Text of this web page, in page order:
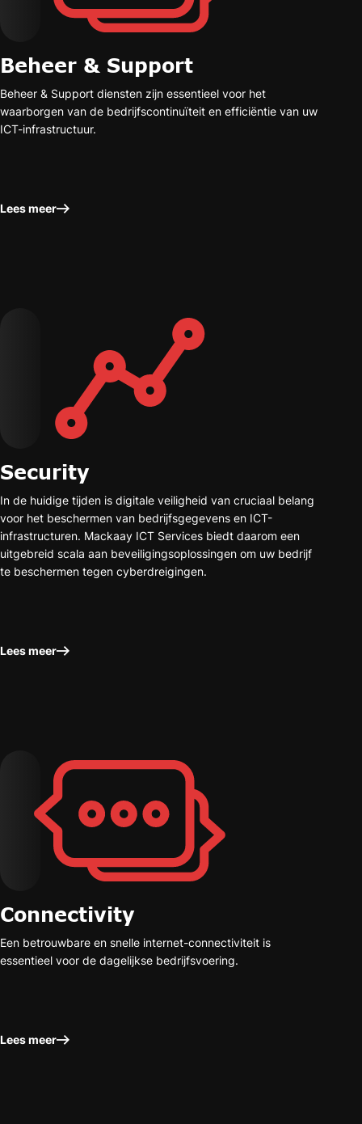
Beheer & Support
Beheer & Support diensten zijn essentieel voor het
waarborgen van de bedrijfscontinuïteit en efficiëntie van uw
ICT-infrastructuur.
Lees meer
Security
In de huidige tijden is digitale veiligheid van cruciaal belang
voor het beschermen van bedrijfsgegevens en ICT-
infrastructuren. Mackaay ICT Services biedt daarom een
uitgebreid scala aan beveiligingsoplossingen om uw bedrijf
te beschermen tegen cyberdreigingen.
Lees meer
Connectivity
Een betrouwbare en snelle internet-connectiviteit is
essentieel voor de dagelijkse bedrijfsvoering.
Lees meer